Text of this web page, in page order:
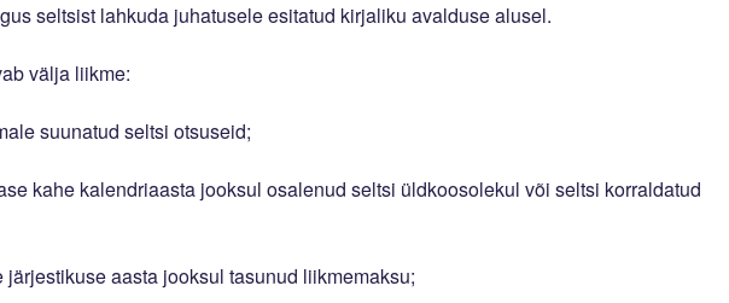
seltsist lahkuda juhatusele esitatud kirjaliku avalduse alusel.
välja liikme:
suunatud seltsi otsuseid;
kahe kalendriaasta jooksul osalenud seltsi üldkoosolekul või seltsi korraldatud
järjestikuse aasta jooksul tasunud liikmemaksu;